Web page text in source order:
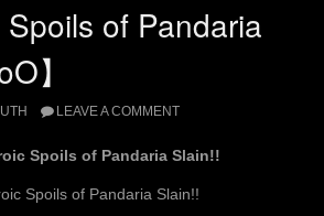
Spoils of Pandaria
】
LEAVE A COMMENT
Spoils of Pandaria Slain!!
Spoils of Pandaria Slain!!